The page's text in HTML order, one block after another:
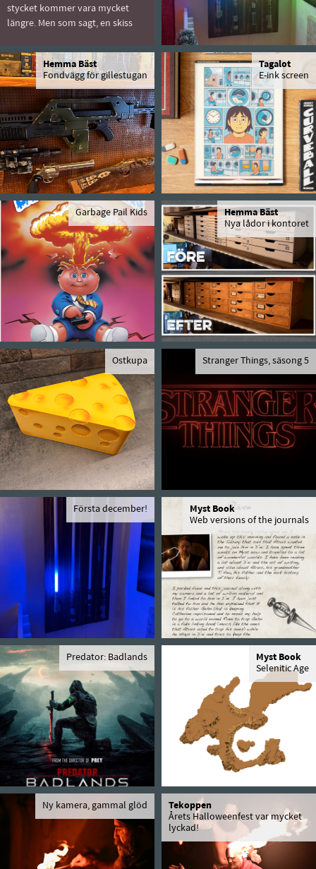
stycket kommer vara mycket
längre. Men som sagt, en skiss
Hemma Bäst
Fondvägg för gillestugan
Tagalot
E-ink screen
Garbage Pail Kids
Hemma Bäst
Nya lådor i kontoret
Ostkupa Stranger Things, säsong 5
Första december!
Myst Book
Web versions of the journals
Predator: Badlands
Myst Book
Selenitic Age
Ny kamera, gammal glöd
Tekoppen
Årets Halloweenfest var mycket
lyckad!